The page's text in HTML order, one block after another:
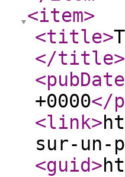
<item>
<title>
</title>
<pubDate
+0000</
<link>
sur-un-
<guid>